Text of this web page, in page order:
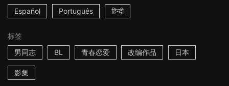
Español Português हिन्दी
标签
男同志
BL 青春恋爱 改编作品 日本
影集